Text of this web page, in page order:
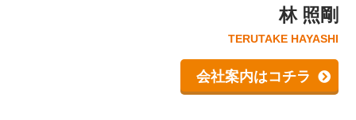
林 照剛
TERUTAKE HAYASHI
会社案内はコチラ